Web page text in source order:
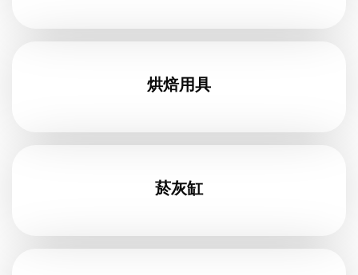
烘焙用具
菸灰缸